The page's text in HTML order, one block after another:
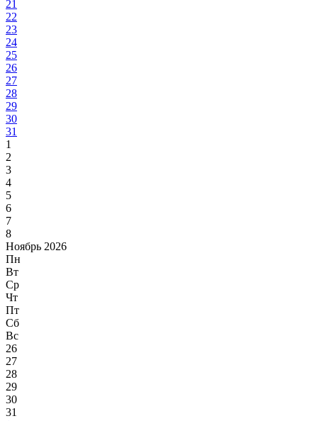
21
22
23
24
25
26
27
28
29
30
31
1
2
3
4
5
6
7
8
Ноябрь 2026
Пн
Вт
Ср
Чт
Пт
Сб
Вс
26
27
28
29
30
31